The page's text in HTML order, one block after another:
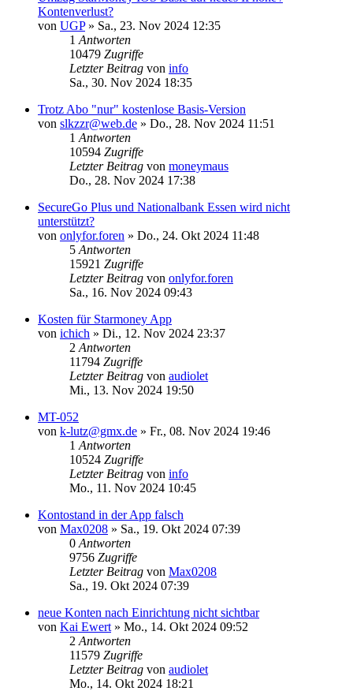
Kontenverlust?
von UGP» Sa., 23. Nov 2024 12:35
1 Antworten
10479 Zugriffe
Letzter Beitrag von info
Sa., 30. Nov 2024 18:35
Trotz Abo "nur" kostenlose Basis-Version
von slkzzr@web.de » Do., 28. Nov 2024 11:51
1 Antworten
10594 Zugriffe
Letzter Beitrag von moneymaus
Do., 28. Nov 2024 17:38
SecureGo Plus und Nationalbank Essen wird nicht
unterstützt?
von onlyfor.foren » Do., 24. Okt 2024 11:48
5 Antworten
15921 Zugriffe
Letzter Beitrag von onlyfor.foren
Sa., 16. Nov 2024 09:43
Kosten für Starmoney App
von ichich » Di., 12. Nov 2024 23:37
2 Antworten
11794 Zugriffe
Letzter Beitrag von audiolet
Mi., 13. Nov 2024 19:50
MT-052
von k-lutz@gmx.de » Fr., 08. Nov 2024 19:46
1 Antworten
10524 Zugriffe
Letzter Beitrag von info
Mo., 11. Nov 2024 10:45
Kontostand in der App falsch
von Max0208 » Sa., 19. Okt 2024 07:39
0 Antworten
9756 Zugriffe
Letzter Beitrag von Max0208
Sa., 19. Okt 2024 07:39
neue Konten nach Einrichtung nicht sichtbar
von Kai Ewert » Mo., 14. Okt 2024 09:52
2 Antworten
11579 Zugriffe
Letzter Beitrag von audiolet
Mo., 14. Okt 2024 18:21